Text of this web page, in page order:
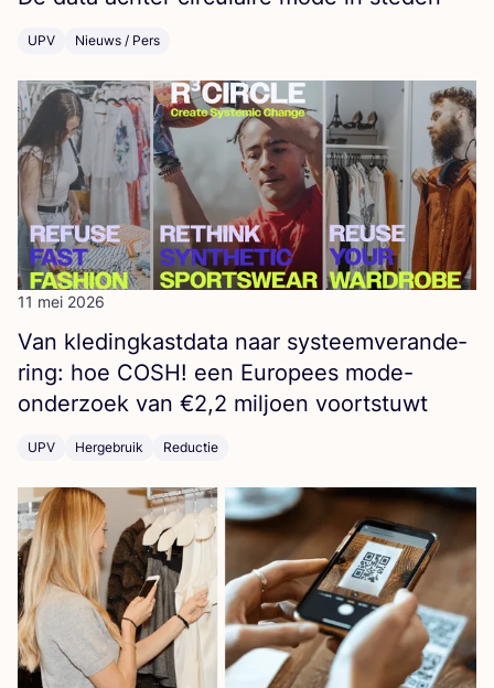
UPV Nieuws / Pers
11 mei 2026
Van kle­ding­kast­da­ta naar sys­teem­ver­an­de­
ring: hoe COSH! een Euro­pees mode-
onder­zoek van €2,2 mil­joen voortstuwt
UPV Hergebruik Reductie